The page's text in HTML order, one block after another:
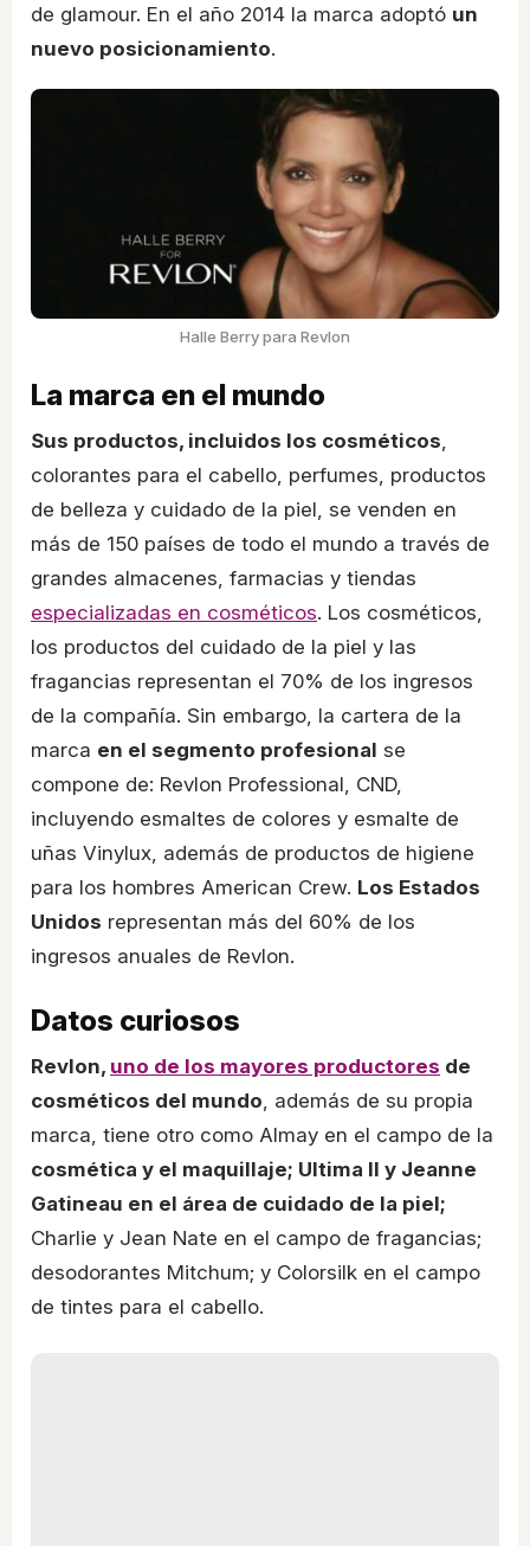
de glamour. En el año 2014 la marca adoptó un
nuevo posicionamiento.
Halle Berry para Revlon
La marca en el mundo
Sus productos, incluidos los cosméticos,
colorantes para el cabello, perfumes, productos
de belleza y cuidado de la piel, se venden en
más de 150 países de todo el mundo a través de
grandes almacenes, farmacias y tiendas
especializadas en cosméticos. Los cosméticos,
los productos del cuidado de la piel y las
fragancias representan el 70% de los ingresos
de la compañía. Sin embargo, la cartera de la
marca en el segmento profesional se
compone de: Revlon Professional, CND,
incluyendo esmaltes de colores y esmalte de
uñas Vinylux, además de productos de higiene
para los hombres American Crew. Los Estados
Unidos representan más del 60% de los
ingresos anuales de Revlon.
Datos curiosos
Revlon, uno de los mayores productores de
cosméticos del mundo, además de su propia
marca, tiene otro como Almay en el campo de la
cosmética y el maquillaje; Ultima II y Jeanne
Gatineau en el área de cuidado de la piel;
Charlie y Jean Nate en el campo de fragancias;
desodorantes Mitchum; y Colorsilk en el campo
de tintes para el cabello.